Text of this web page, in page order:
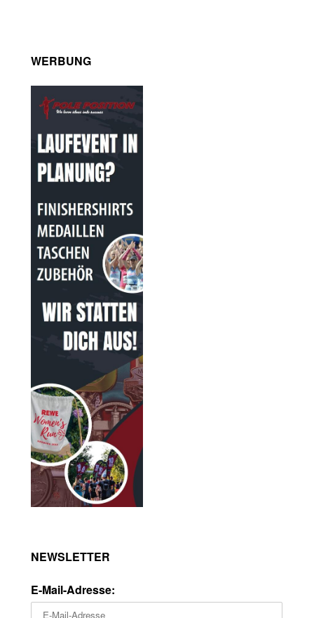
WERBUNG
NEWSLETTER
E-Mail-Adresse: